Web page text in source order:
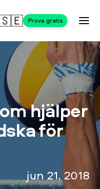
Prova gratis
hjälper
för
jun 21, 2018